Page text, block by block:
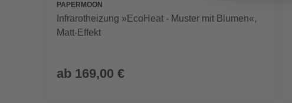
PAPERMOON
Infrarotheizung »EcoHeat - Muster mit Blumen«,
Matt-Effekt
ab 169,00 €